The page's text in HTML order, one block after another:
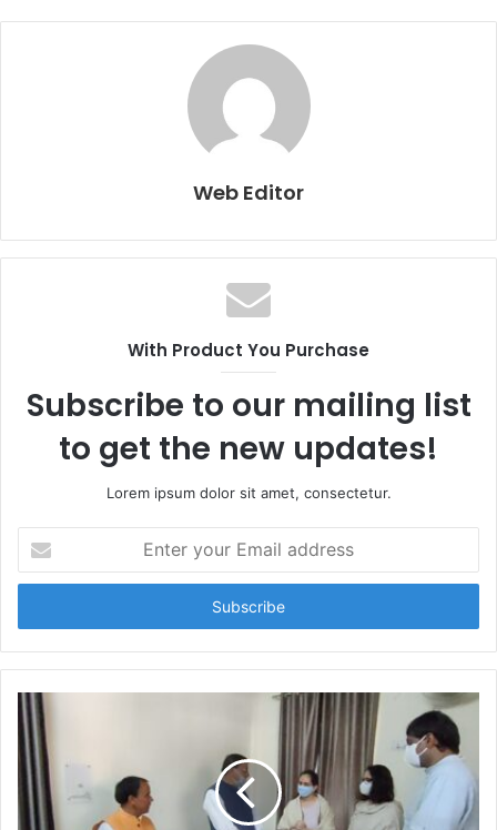
Web Editor
With Product You Purchase
Subscribe to our mailing list
to get the new updates!
Lorem ipsum dolor sit amet, consectetur.
t
r
y
u
r
E
m